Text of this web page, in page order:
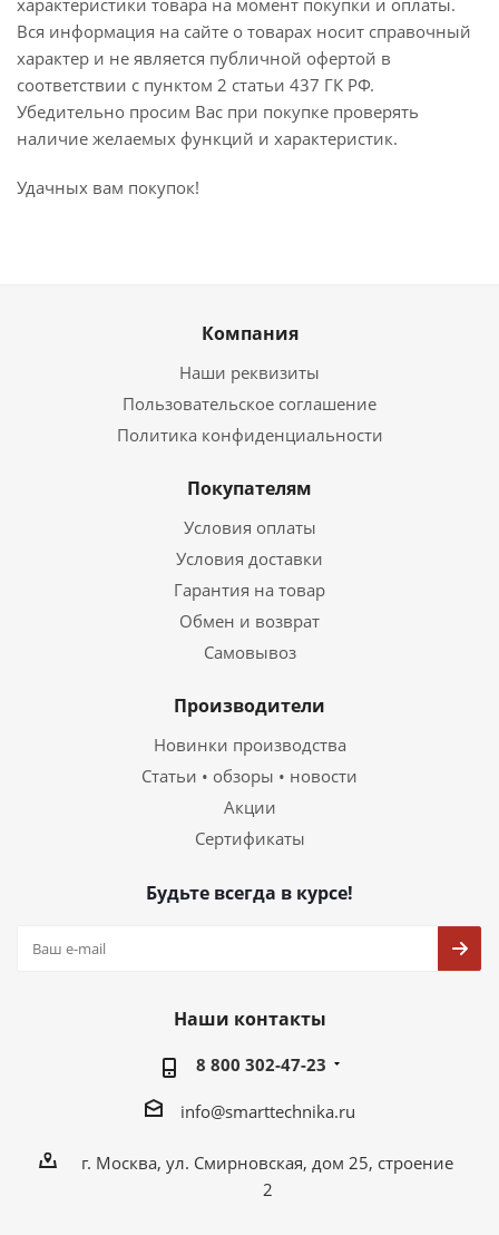
характеристики товара на момент покупки и оплаты.
Вся информация на сайте о товарах носит справочный
характер и не является публичной офертой в
соответствии с пунктом 2 статьи 437 ГК РФ.
Убедительно просим Вас при покупке проверять
наличие желаемых функций и характеристик.
Удачных вам покупок!
Компания
Наши реквизиты
Пользовательское соглашение
Политика конфиденциальности
Покупателям
Условия оплаты
Условия доставки
Гарантия на товар
Обмен и возврат
Самовывоз
Производители
Новинки производства
Статьи • обзоры • новости
Акции
Сертификаты
Будьте всегда в курсе!
Наши контакты
8 800 302-47-23
info@smarttechnika.ru
г. Москва, ул. Смирновская, дом 25, строение
2